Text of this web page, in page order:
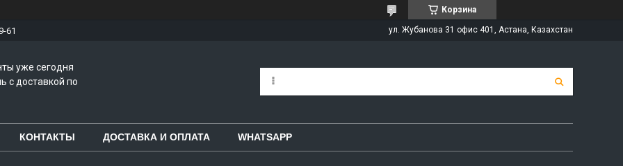
Корзина
61 ул. Жубанова 31 офис 401, Астана, Казахстан
уже сегодня
с доставкой по
КОНТАКТЫ ДОСТАВКА И ОПЛАТА WHATSAPP